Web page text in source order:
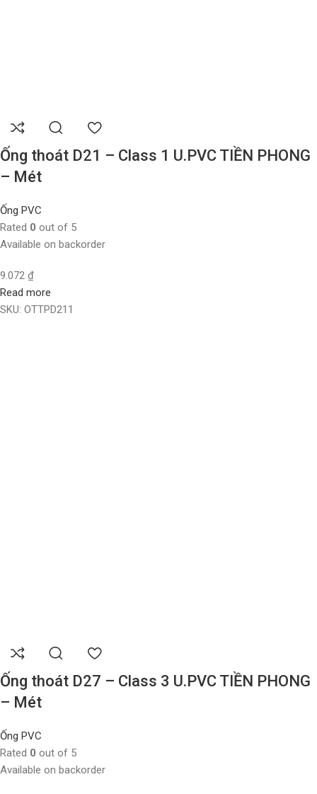
Ống thoát D21 – Class 1 U.PVC TIỀN PHONG
– Mét
Ống PVC
Rated 0 out of 5
Available on backorder
9.072 ₫
Read more
SKU: OTTPD211
Ống thoát D27 – Class 3 U.PVC TIỀN PHONG
– Mét
Ống PVC
Rated 0 out of 5
Available on backorder